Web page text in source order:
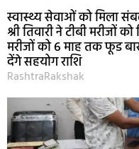
स्वास्थ्य सेवाओं को मिला
श्री तिवारी ने टीबी मरीजों
मरीजों को 6 माह तक फूड
देंगे सहयोग राशि
RashtraRakshak